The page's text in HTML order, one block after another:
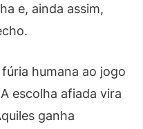
e, ainda assim,
humana ao jogo
escolha afiada vira
ganha